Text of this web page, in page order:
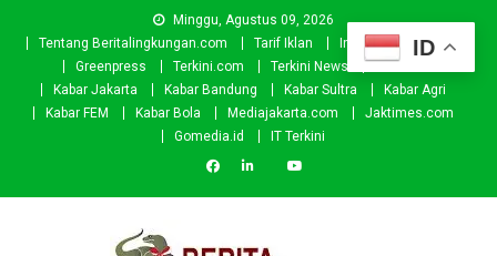
Minggu, Agustus 09, 2026
Tentang Beritalingkungan.com
Tarif Iklan Investor
Donasi
Greenpress
Terkini.com Terkini News
Kabar.id
Kabar Jakarta
Kabar Bandung Kabar Sultra
Kabar Agri
Kabar FEM
Kabar Bola Mediajakarta.com
Jaktimes.com
Gomedia.id
IT Terkini
ID